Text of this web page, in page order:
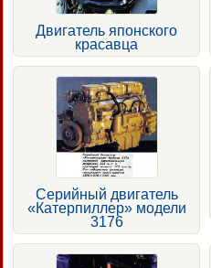
Двигатель японского
красавца
Серийный двигатель
«Катерпиллер» модели
3176